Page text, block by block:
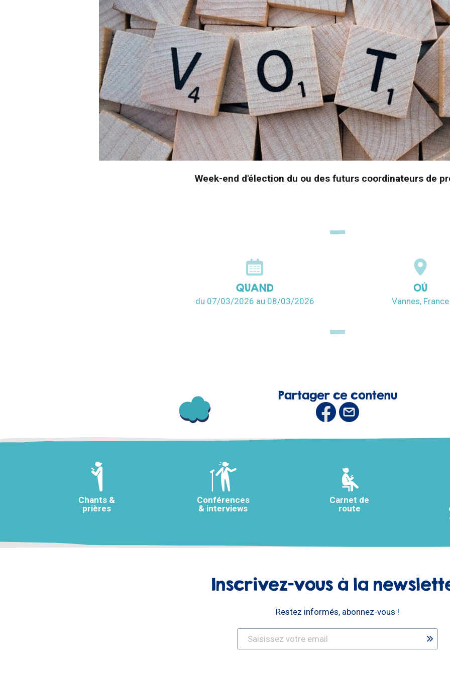
Week-end d'élection du ou des futurs coordinateurs de
QUAND
du 07/03/2026 au 08/03/2026
OÙ
Vannes, France
Partager ce contenu
Chants &
prières
Conférences
& interviews
Carnet de
route
Inscrivez-vous à la
Restez informés, abonnez-vous !